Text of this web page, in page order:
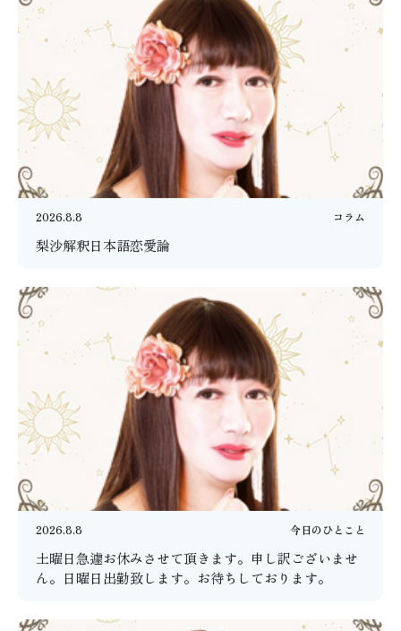
2026.8.8 コラム
梨沙解釈日本語恋愛論
2026.8.8 今日のひとこと
土曜日急遽お休みさせて頂きます。申し訳ございませ
ん。日曜日出勤致します。お待ちしております。